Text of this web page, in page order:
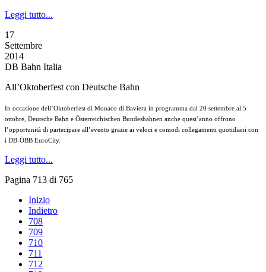
Leggi tutto...
17
Settembre
2014
DB Bahn Italia
All’Oktoberfest con Deutsche Bahn
In occasione dell’Oktoberfest di Monaco di Baviera in programma dal 20 settembre al 5
ottobre, Deutsche Bahn e Österreichischen Bundesbahnen anche quest’anno offrono
l’opportunità di partecipare all’evento grazie ai veloci e comodi collegamenti quotidiani con
i DB-ÖBB EuroCity.
Leggi tutto...
Pagina 713 di 765
Inizio
Indietro
708
709
710
711
712